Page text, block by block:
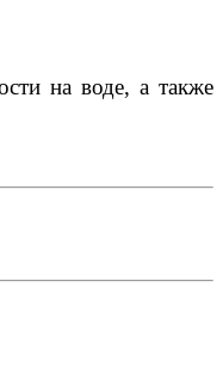
на воде, а также